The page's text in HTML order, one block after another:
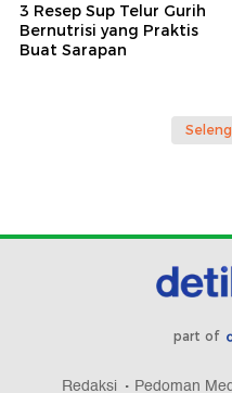
3 Resep Sup Telur Gurih
Bernutrisi yang Praktis
Buat Sarapan
part of
Redaksi Pedoman